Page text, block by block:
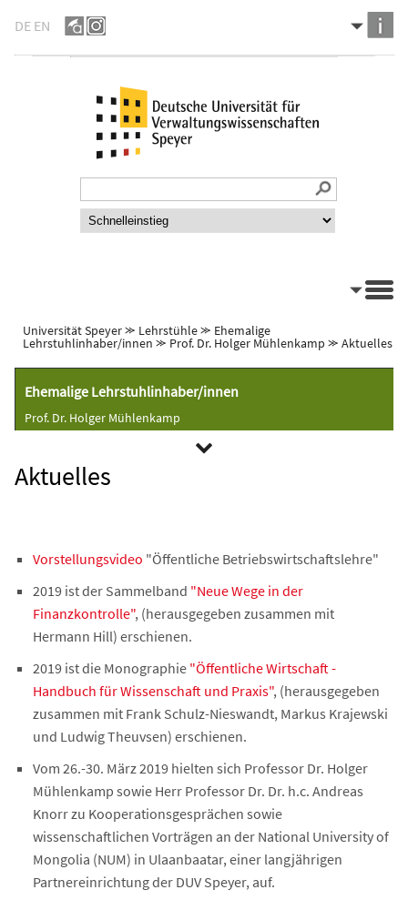
DE EN
Universität Speyer⪼ Lehrstühle⪼ Ehemalige
Lehrstuhlinhaber/innen ⪼ Prof. Dr. Holger Mühlenkamp ⪼ Aktuelles
Ehemalige Lehrstuhlinhaber/innen
Prof. Dr. Holger Mühlenkamp
Aktuelles
Vorstellungsvideo "Öffentliche Betriebswirtschaftslehre"
2019 ist der Sammelband "Neue Wege in der
Finanzkontrolle", (herausgegeben zusammen mit
Hermann Hill) erschienen.
2019 ist die Monographie "Öffentliche Wirtschaft -
Handbuch für Wissenschaft und Praxis", (herausgegeben
zusammen mit Frank Schulz-Nieswandt, Markus Krajewski
und Ludwig Theuvsen) erschienen.
Vom 26.-30. März 2019 hielten sich Professor Dr. Holger
Mühlenkamp sowie Herr Professor Dr. Dr. h.c. Andreas
Knorr zu Kooperationsgesprächen sowie
wissenschaftlichen Vorträgen an der National University of
Mongolia (NUM) in Ulaanbaatar, einer langjährigen
Partnereinrichtung der DUV Speyer, auf.